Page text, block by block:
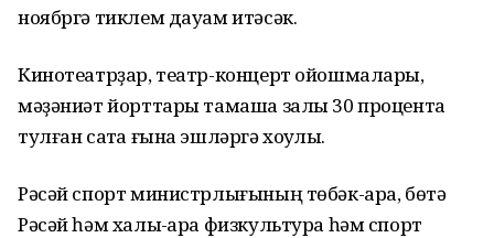
ноябргә тиклем дауам итәсәк.
Кинотеатрҙар, театр-концерт ойошмалары,
мәҙәниәт йорттары тамаша залы 30 процентҡа
тулған саҡта ғына эшләргә хоҡуҡлы.
Рәсәй спорт министрлығының төбәк-ара, бөтә
Рәсәй һәм халыҡ-ара физкультура һәм спорт